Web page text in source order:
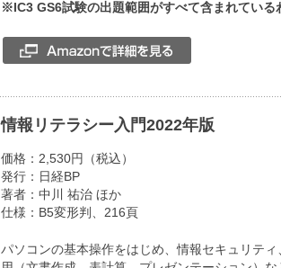
※IC3 GS6試験の出題範囲がすべて含まれている
情報リテラシー入門2022年版
価格：2,530円（税込）
発行：日経BP
著者：中川 祐治 ほか
仕様：B5変形判、216頁
パソコンの基本操作をはじめ、情報セキュリテ